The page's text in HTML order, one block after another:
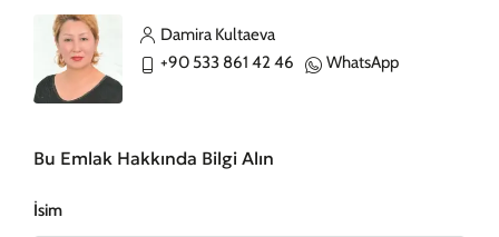
Damira Kultaeva
+90 533 861 42 46
WhatsApp
Bu Emlak Hakkında Bilgi Alın
İsim